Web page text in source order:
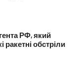
РФ, який
ракетні обстріли